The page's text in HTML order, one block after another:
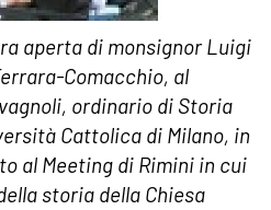
aperta di monsignor Luigi
Comacchio, al
ordinario di Storia
Cattolica di Milano, in
al Meeting di Rimini in cui
storia della Chiesa